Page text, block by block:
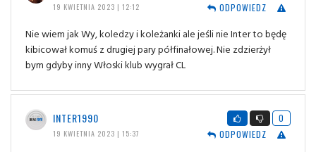
19 KWIETNIA 2023 | 12:12
ODPOWIEDZ
Nie wiem jak Wy, koledzy i koleżanki ale jeśli nie Inter to będę
kibicował komuś z drugiej pary półfinałowej. Nie zdzierżył
bym gdyby inny Włoski klub wygrał CL
INTER1990
19 KWIETNIA 2023 | 15:37
0
ODPOWIEDZ